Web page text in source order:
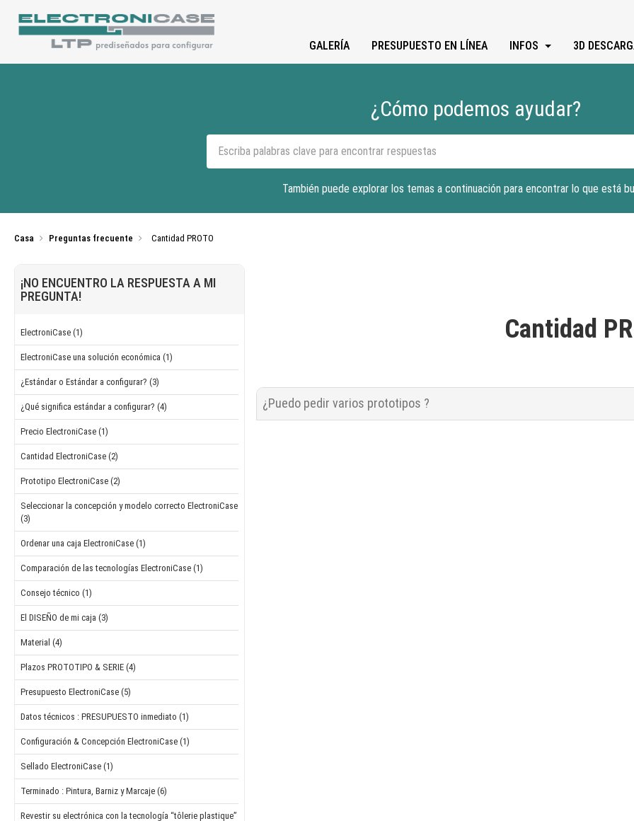
GALERÍA PRESUPUESTO EN LÍNEA INFOS 3D
¿Cómo podemos ayudar?
También puede explorar los temas a continuación para encontrar lo que está
Casa Preguntas frecuente Cantidad PROTO
¡NO ENCUENTRO LA RESPUESTA A MI
PREGUNTA!
ElectroniCase (1)
ElectroniCase una solución económica (1)
¿Estándar o Estándar a configurar? (3)
¿Qué significa estándar a configurar? (4)
Precio ElectroniCase (1)
Cantidad ElectroniCase (2)
Prototipo ElectroniCase (2)
Seleccionar la concepción y modelo correcto ElectroniCase
(3)
Ordenar una caja ElectroniCase (1)
Comparación de las tecnologías ElectroniCase (1)
Consejo técnico (1)
El DISEÑO de mi caja (3)
Material (4)
Plazos PROTOTIPO & SERIE (4)
Presupuesto ElectroniCase (5)
Datos técnicos : PRESUPUESTO inmediato (1)
Configuración & Concepción ElectroniCase (1)
Sellado ElectroniCase (1)
Terminado : Pintura, Barniz y Marcaje (6)
Revestir su electrónica con la tecnología “tôlerie plastique”
Cantidad
¿Puedo pedir varios prototipos ?